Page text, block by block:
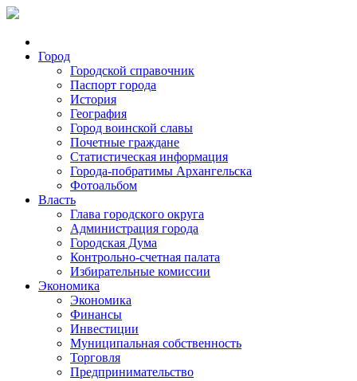
Город
Городской справочник
Паспорт города
История
География
Город воинской славы
Почетные граждане
Статистическая информация
Города-побратимы Архангельска
Фотоальбом
Власть
Глава городского округа
Администрация города
Городская Дума
Контрольно-счетная палата
Избирательные комиссии
Экономика
Экономика
Финансы
Инвестиции
Муниципальная собственность
Торговля
Предпринимательство